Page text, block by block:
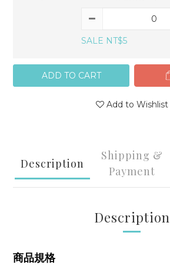
SALE NT$5
ADD TO CART
Add to Wishlist
Description
Shipping &
Payment
Description
商品規格